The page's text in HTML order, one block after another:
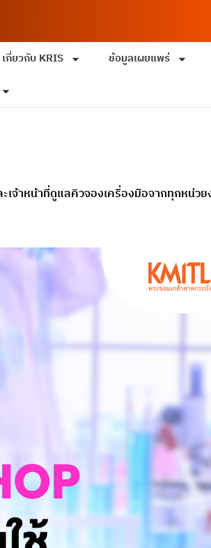
เกี่ยวกับ KRIS ข้อมูลเผยแพร่
จ้าหน้าที่ดูแลคิวจองเครื่องมือจากทุกหน่ว